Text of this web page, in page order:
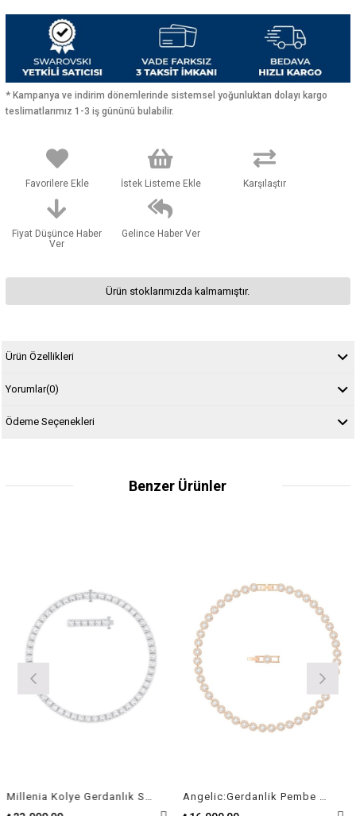
* Kampanya ve indirim dönemlerinde sistemsel yoğunluktan dolayı kargo
teslimatlarımız 1-3 iş gününü bulabilir.
Favorilere Ekle İstek Listeme Ekle Karşılaştır
Fiyat Düşünce Haber
Ver
Gelince Haber Ver
Ürün stoklarımızda kalmamıştır.
Ürün Özellikleri
Yorumlar(0)
Ödeme Seçenekleri
Benzer Ürünler
Millenia Kolye Gerdanlık Swarovski Zirconia Kare Kristal Rodyum Kaplama Angelic:Gerdanlik Pembe Altin Kaplama